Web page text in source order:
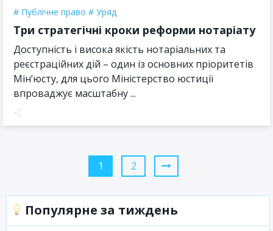
Публічне право Уряд
Три стратегічні кроки реформи нотаріату
Доступність і висока якість нотаріальних та
реєстраційних дій – один із основних пріоритетів
Мін’юсту, для цього Міністерство юстиції
впроваджує масштабну ...
1 2
Популярне за тиждень